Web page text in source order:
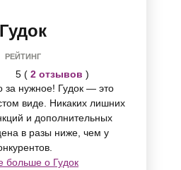
Гудок
РЕЙТИНГ
5 ( 2 отзывов )
за нужное! Гудок — это
виде. Никаких лишних
и дополнительных
в разы ниже, чем у
больше о Гудок